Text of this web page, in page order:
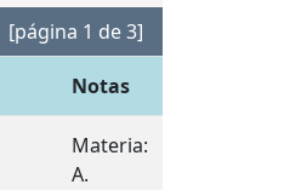
[página 1 de 3]
Notas
Materia:
A.